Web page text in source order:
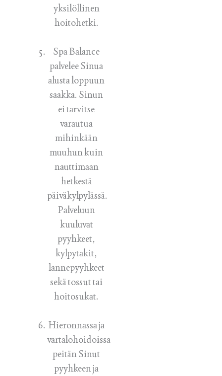
yksilöllinen
hoitohetki.
Spa Balance
palvelee Sinua
alusta loppuun
saakka. Sinun
ei tarvitse
varautua
mihinkään
muuhun kuin
nauttimaan
hetkestä
päiväkylpylässä.
Palveluun
kuuluvat
pyyhkeet,
kylpytakit,
lannepyyhkeet
sekä tossut tai
hoitosukat.
Hieronnassa ja
vartalohoidoissa
peitän Sinut
pyyhkeen ja